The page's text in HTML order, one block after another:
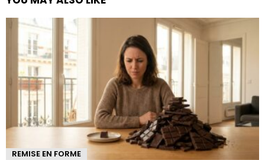
REMISE EN FORME